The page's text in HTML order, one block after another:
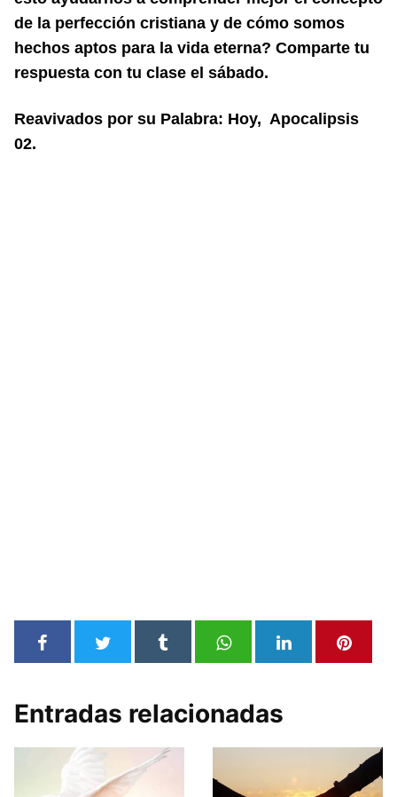
de la perfección cristiana y de cómo somos
hechos aptos para la vida eterna? Comparte tu
respuesta con tu clase el sábado.
Reavivados por su Palabra: Hoy, Apocalipsis
02.
Entradas relacionadas